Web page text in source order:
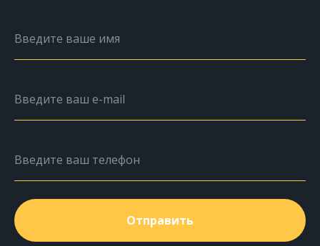
Введите ваше имя
Введите ваш e-mail
Введите ваш телефон
Отправить